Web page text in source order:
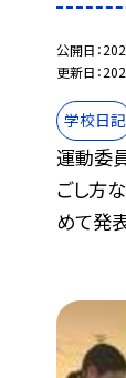
公開日
更新日
学校日記
運動委
ごし方
めて発